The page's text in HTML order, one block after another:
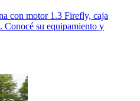
con motor 1.3 Firefly, caja
Conocé su equipamiento y